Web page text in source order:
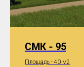
СМК - 95
Площадь - 40 м2